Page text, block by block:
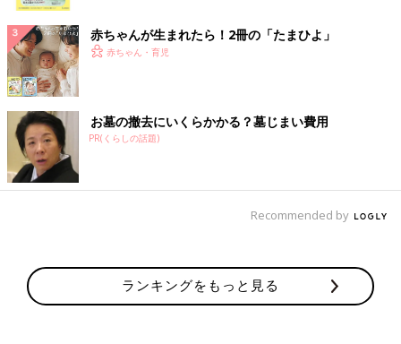
赤ちゃんが生まれたら！2冊の「たまひよ」
赤ちゃん・育児
お墓の撤去にいくらかかる？墓じまい費用
PR(くらしの話題)
Recommended by
ランキングをもっと見る